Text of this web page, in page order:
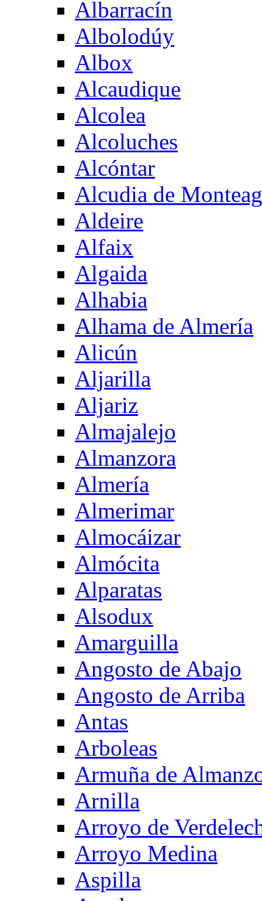
Albarracín
Albolodúy
Albox
Alcaudique
Alcolea
Alcoluches
Alcóntar
Alcudia de
Aldeire
Alfaix
Algaida
Alhabia
Alhama de Almería
Alicún
Aljarilla
Aljariz
Almajalejo
Almanzora
Almería
Almerimar
Almocáizar
Almócita
Alparatas
Alsodux
Amarguilla
Angosto de Abajo
Angosto de Arriba
Antas
Arboleas
Armuña de
Arnilla
Arroyo de
Arroyo Medina
Aspilla